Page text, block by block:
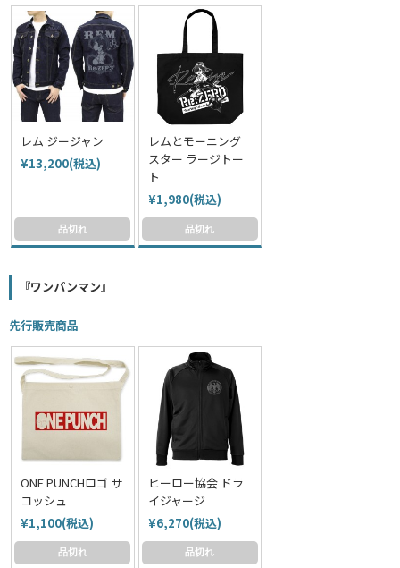
レム ジージャン
¥13,200(税込)
品切れ
レムとモーニング
スター ラージトー
ト
¥1,980(税込)
品切れ
『ワンパンマン』
先行販売商品
ONE PUNCHロゴ サ
コッシュ
¥1,100(税込)
品切れ
ヒーロー協会 ドラ
イジャージ
¥6,270(税込)
品切れ